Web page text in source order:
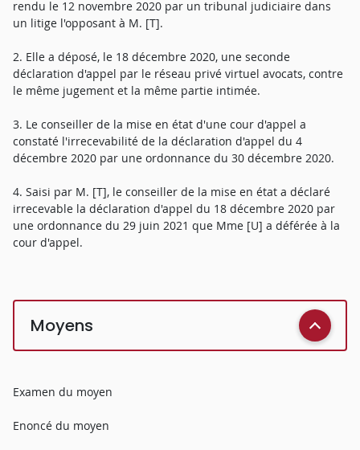
rendu le 12 novembre 2020 par un tribunal judiciaire dans
un litige l'opposant à M. [T].
2. Elle a déposé, le 18 décembre 2020, une seconde
déclaration d'appel par le réseau privé virtuel avocats, contre
le même jugement et la même partie intimée.
3. Le conseiller de la mise en état d'une cour d'appel a
constaté l'irrecevabilité de la déclaration d'appel du 4
décembre 2020 par une ordonnance du 30 décembre 2020.
4. Saisi par M. [T], le conseiller de la mise en état a déclaré
irrecevable la déclaration d'appel du 18 décembre 2020 par
une ordonnance du 29 juin 2021 que Mme [U] a déférée à la
cour d'appel.
Moyens
Examen du moyen
Enoncé du moyen